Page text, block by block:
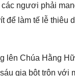
các ngươi phải
để làm tế lễ thiêu
lên Chúa Hằng
giạ bột trộn với